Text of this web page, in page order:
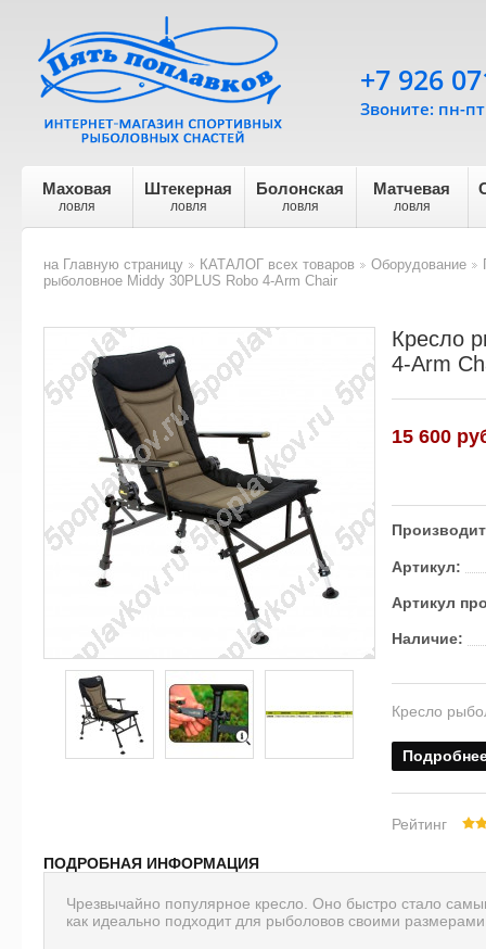
Маховая
ловля
Штекерная
ловля
Болонская
ловля
Матчевая
ловля
+7 926
Звоните: пн-
на Главную страницу
>
КАТАЛОГ всех товаров
Оборудование
рыболовное Middy 30PLUS Robo 4-Arm Chair
Кресло
4-Arm
15 600
Артикул:
Артикул
Наличие:
Кресло
Рейтинг
ПОДРОБНАЯ ИНФОРМАЦИЯ
Чрезвычайно популярное кресло. Оно быстро стало
как идеально подходит для рыболовов своими